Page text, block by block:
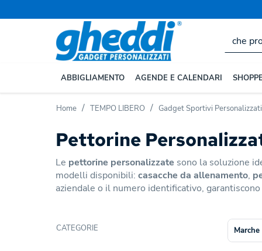
ABBIGLIAMENTO AGENDE E CALENDARI
Home TEMPO LIBERO Gadget Sportivi Personalizzati
Pettorine
Le pettorine personalizzate sono la soluzione
modelli disponibili: casacche da allenamento,
aziendale o il numero identificativo,
CATEGORIE Marche